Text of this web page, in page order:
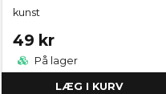
kunst
49 kr
På lager
LÆG I KURV